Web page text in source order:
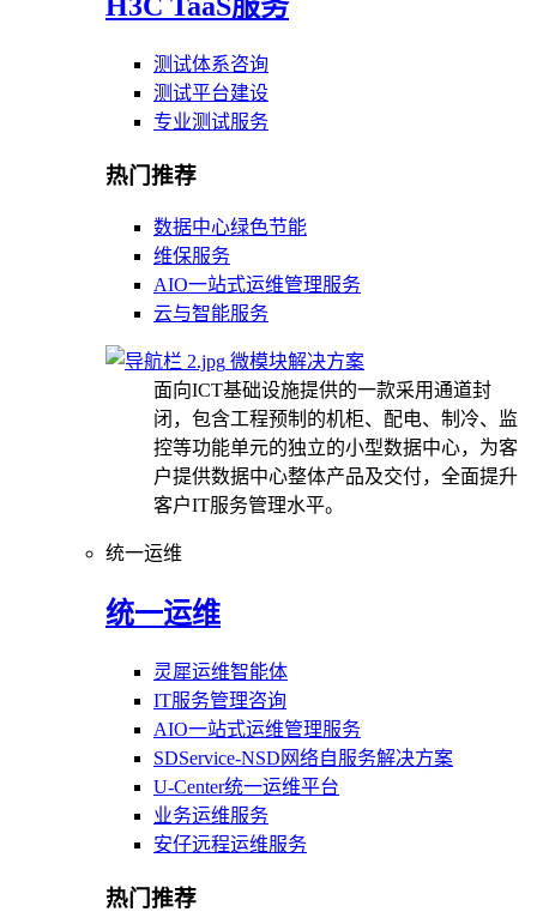
测试体系咨询
测试平台建设
专业测试服务
热门推荐
数据中心绿色节能
维保服务
AIO一站式运维管理服务
云与智能服务
微模块解决方案
面向ICT基础设施提供的一款采用通道封
闭，包含工程预制的机柜、配电、制冷、监
控等功能单元的独立的小型数据中心，为客
户提供数据中心整体产品及交付，全面提升
客户IT服务管理水平。
统一运维
统一运维
灵犀运维智能体
IT服务管理咨询
AIO一站式运维管理服务
SDService-NSD网络自服务解决方案
U-Center统一运维平台
业务运维服务
安仔远程运维服务
热门推荐